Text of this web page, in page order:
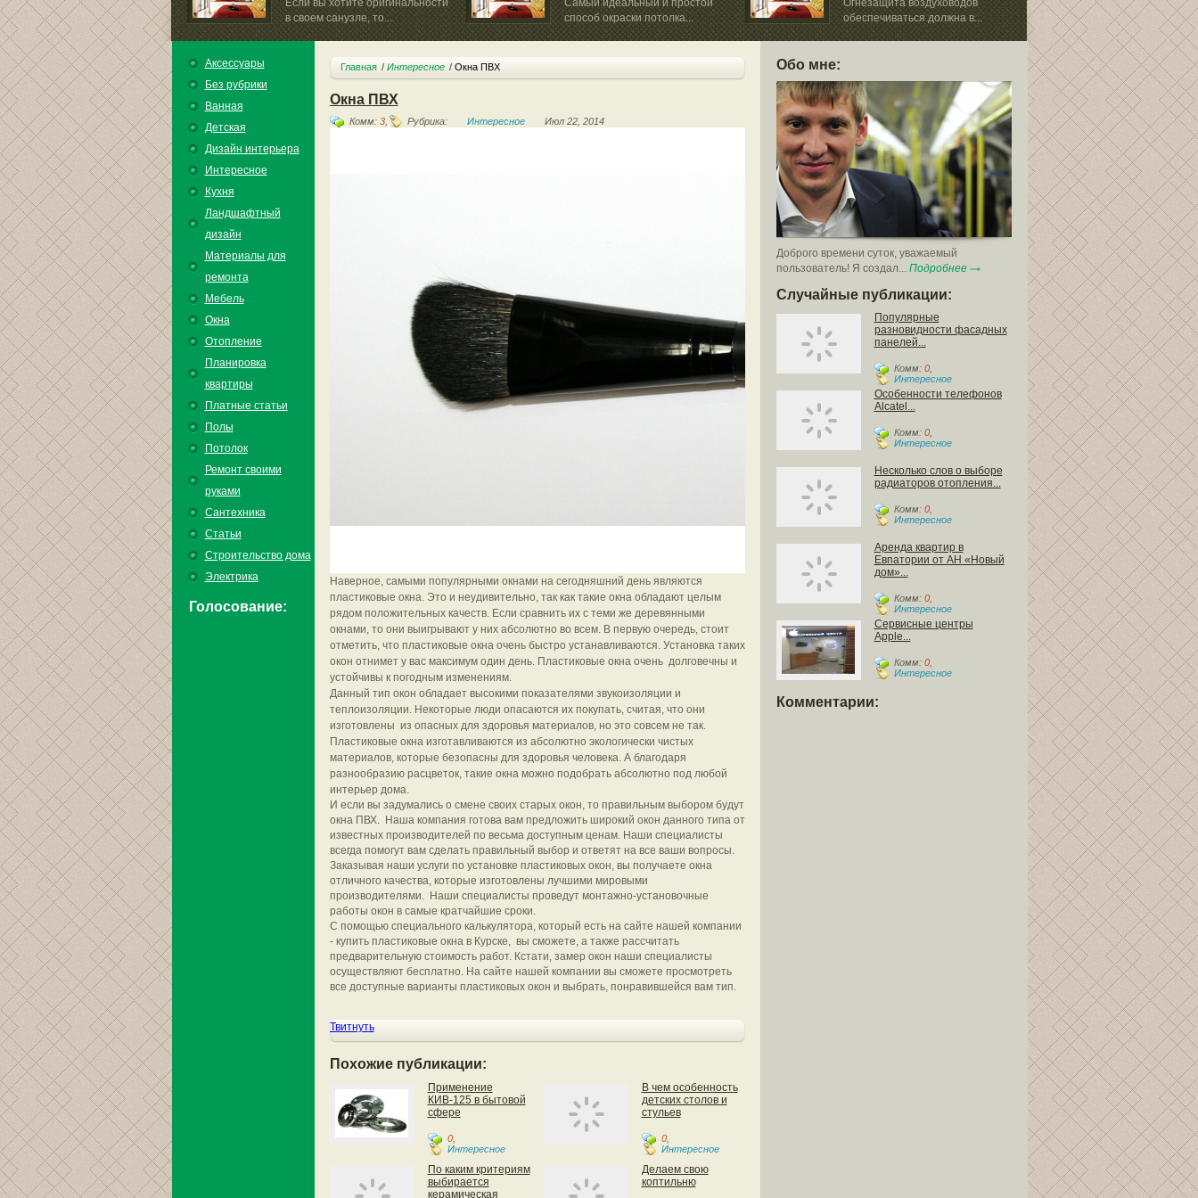
Если вы хотите оригинальности
в своем санузле, то...
Самый идеальный и простой
способ окраски потолка...
Огнезащита воздуховодов
обеспечиваться должна в...
В
немалую роль играют
Аксессуары
Без рубрики
Ванная
Детская
Дизайн интерьера
Интересное
Кухня
Ландшафтный
дизайн
Материалы для
ремонта
Мебель
Окна
Отопление
Планировка
квартиры
Платные статьи
Полы
Потолок
Ремонт своими
руками
Сантехника
Статьи
Строительство дома
Электрика
Голосование:
Обо мне:
Доброго времени суток, уважаемый
пользователь! Я создал... Подробнее
Случайные публикации:
Популярные
разновидности фасадных
панелей...
Комм: 0,
Интересное
Особенности телефонов
Alcatel...
Комм: 0,
Интересное
Несколько слов о выборе
радиаторов отопления...
Комм: 0,
Интересное
Аренда квартир в
Евпатории от АН «Новый
дом»...
Комм: 0,
Интересное
Сервисные центры
Apple...
Комм: 0,
Интересное
Комментарии:
Главная Интересное Окна ПВХ
Окна ПВХ
Комм: 3, Рубрика: Интересное Июл 22, 2014
Наверное, самыми популярными окнами на сегодняшний день являются
пластиковые окна. Это и неудивительно, так как такие окна обладают целым
рядом положительных качеств. Если сравнить их с теми же деревянными
окнами, то они выигрывают у них абсолютно во всем. В первую очередь, стоит
отметить, что пластиковые окна очень быстро устанавливаются. Установка таких
окон отнимет у вас максимум один день. Пластиковые окна очень долговечны и
устойчивы к погодным изменениям.
Данный тип окон обладает высокими показателями звукоизоляции и
теплоизоляции. Некоторые люди опасаются их покупать, считая, что они
изготовлены из опасных для здоровья материалов, но это совсем не так.
Пластиковые окна изготавливаются из абсолютно экологически чистых
материалов, которые безопасны для здоровья человека. А благодаря
разнообразию расцветок, такие окна можно подобрать абсолютно под любой
интерьер дома.
И если вы задумались о смене своих старых окон, то правильным выбором будут
окна ПВХ. Наша компания готова вам предложить широкий окон данного типа от
известных производителей по весьма доступным ценам. Наши специалисты
всегда помогут вам сделать правильный выбор и ответят на все ваши вопросы.
Заказывая наши услуги по установке пластиковых окон, вы получаете окна
отличного качества, которые изготовлены лучшими мировыми
производителями. Наши специалисты проведут монтажно-установочные
работы окон в самые кратчайшие сроки.
С помощью специального калькулятора, который есть на сайте нашей компании
- купить пластиковые окна в Курске, вы сможете, а также рассчитать
предварительную стоимость работ. Кстати, замер окон наши специалисты
осуществляют бесплатно. На сайте нашей компании вы сможете просмотреть
все доступные варианты пластиковых окон и выбрать, понравившейся вам тип.
Твитнуть
Похожие публикации:
Применение
КИВ-125 в бытовой
сфере
0,
Интересное
В чем особенность
детских столов и
стульев
0,
Интересное
По каким критериям
выбирается
керамическая
Делаем свою
коптильню